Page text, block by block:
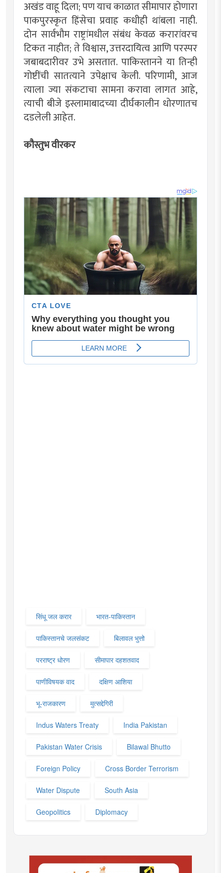
अखंड वाहू दिला; पण याच काळात सीमापार होणारा
पाकपुरस्कृत हिंसेचा प्रवाह कधीही थांबला नाही.
दोन सार्वभौम राष्ट्रांमधील संबंध केवळ करारांवरच
टिकत नाहीत; ते विश्वास, उत्तरदायित्व आणि परस्पर
जबाबदारीवर उभे असतात. पाकिस्तानने या तिन्ही
गोष्टींची सातत्याने उपेक्षाच केली. परिणामी, आज
त्याला ज्या संकटाचा सामना करावा लागत आहे,
त्याची बीजे इस्लामाबादच्या दीर्घकालीन धोरणातच
दडलेली आहेत.
कौस्तुभ वीरकर
सिंधू जल करार भारत-पाकिस्तान
पाकिस्तानचे जलसंकट बिलावल भुत्तो
परराष्ट्र धोरण सीमापार दहशतवाद
पाणीविषयक वाद दक्षिण आशिया
भू-राजकारण मुत्सद्देगिरी
Indus Waters Treaty India Pakistan
Pakistan Water Crisis Bilawal Bhutto
Foreign Policy Cross Border Terrorism
Water Dispute South Asia
Geopolitics Diplomacy